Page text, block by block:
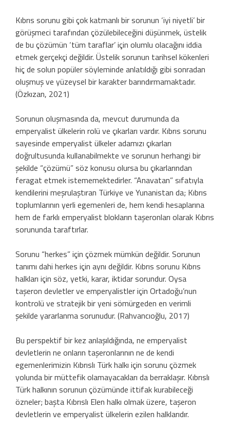
Kıbrıs sorunu gibi çok katmanlı bir sorunun ‘iyi niyetli’ bir
görüşmeci tarafından çözülebileceğini düşünmek, üstelik
de bu çözümün ‘tüm taraflar’ için olumlu olacağını iddia
etmek gerçekçi değildir. Üstelik sorunun tarihsel kökenleri
hiç de solun popüler söyleminde anlatıldığı gibi sonradan
oluşmuş ve yüzeysel bir karakter barındırmamaktadır.
(Özkızan, 2021)
Sorunun oluşmasında da, mevcut durumunda da
emperyalist ülkelerin rolü ve çıkarları vardır. Kıbrıs sorunu
sayesinde emperyalist ülkeler adamızı çıkarları
doğrultusunda kullanabilmekte ve sorunun herhangi bir
şekilde “çözümü” söz konusu olursa bu çıkarlarından
feragat etmek istememektedirler. “Anavatan” sıfatıyla
kendilerini meşrulaştıran Türkiye ve Yunanistan da; Kıbrıs
toplumlarının yerli egemenleri de, hem kendi hesaplarına
hem de farklı emperyalist blokların taşeronları olarak Kıbrıs
sorununda taraftırlar.
Sorunu “herkes” için çözmek mümkün değildir. Sorunun
tanımı dahi herkes için aynı değildir. Kıbrıs sorunu Kıbrıs
halkları için söz, yetki, karar, iktidar sorundur. Oysa
taşeron devletler ve emperyalistler için Ortadoğu’nun
kontrolü ve stratejik bir yeni sömürgeden en verimli
şekilde yararlanma sorunudur. (Rahvancıoğlu, 2017)
Bu perspektif bir kez anlaşıldığında, ne emperyalist
devletlerin ne onların taşeronlarının ne de kendi
egemenlerimizin Kıbrıslı Türk halkı için sorunu çözmek
yolunda bir müttefik olamayacakları da berraklaşır. Kıbrıslı
Türk halkının sorunun çözümünde ittifak kurabileceği
özneler; başta Kıbrıslı Elen halkı olmak üzere, taşeron
devletlerin ve emperyalist ülkelerin ezilen halklarıdır.